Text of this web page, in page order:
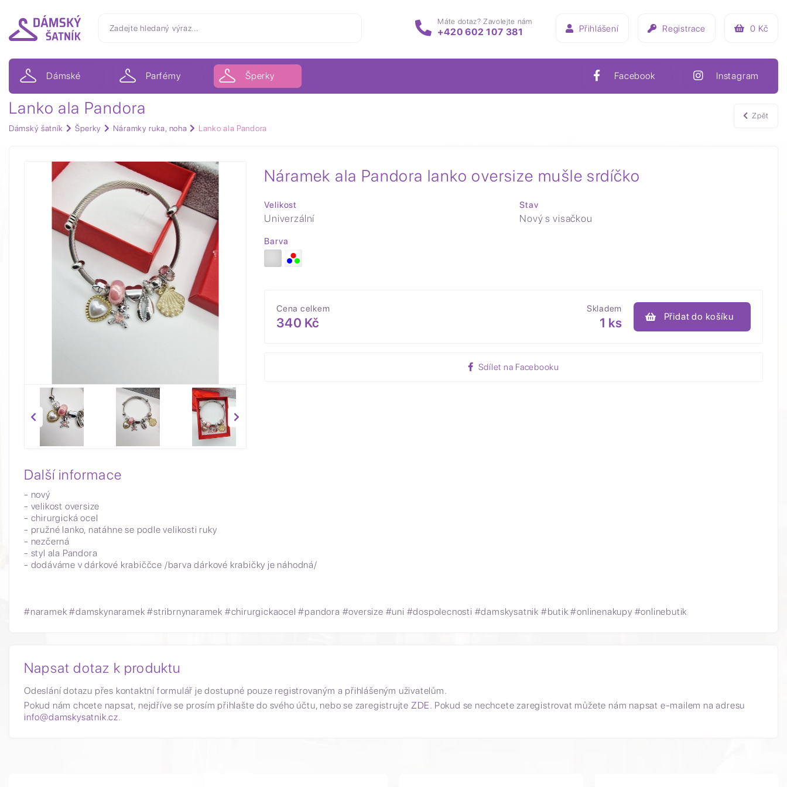
Máte dotaz? Zavolejte nám
+420 602 107 381 Přihlášení Registrace 0 Kč
Dámské Parfémy Šperky Facebook Instagram
Lanko ala Pandora
Dámský šatník Šperky Náramky ruka, noha Lanko ala Pandora
Zpět
Náramek ala Pandora lanko oversize mušle srdíčko
Velikost
Univerzální
Stav
Nový s visačkou
Barva
Cena celkem
340 Kč
Skladem
1 ks Přidat do košíku
Sdílet na Facebooku
Další informace
- nový
- velikost oversize
- chirurgická ocel
- pružné lanko, natáhne se podle velikosti ruky
- nezčerná
- styl ala Pandora
- dodáváme v dárkové krabiččce /barva dárkové krabičky je náhodná/
#naramek #damskynaramek #stribrnynaramek #chirurgickaocel #pandora #oversize #uni #dospolecnosti #damskysatnik #butik #onlinenakupy #onlinebutik
Napsat dotaz k produktu
Odeslání dotazu přes kontaktní formulář je dostupné pouze registrovaným a přihlášeným uživatelům.
Pokud nám chcete napsat, nejdříve se prosím přihlašte do svého účtu, nebo se zaregistrujte ZDE. Pokud se nechcete zaregistrovat můžete nám napsat e-mailem na adresu
info@damskysatnik.cz.